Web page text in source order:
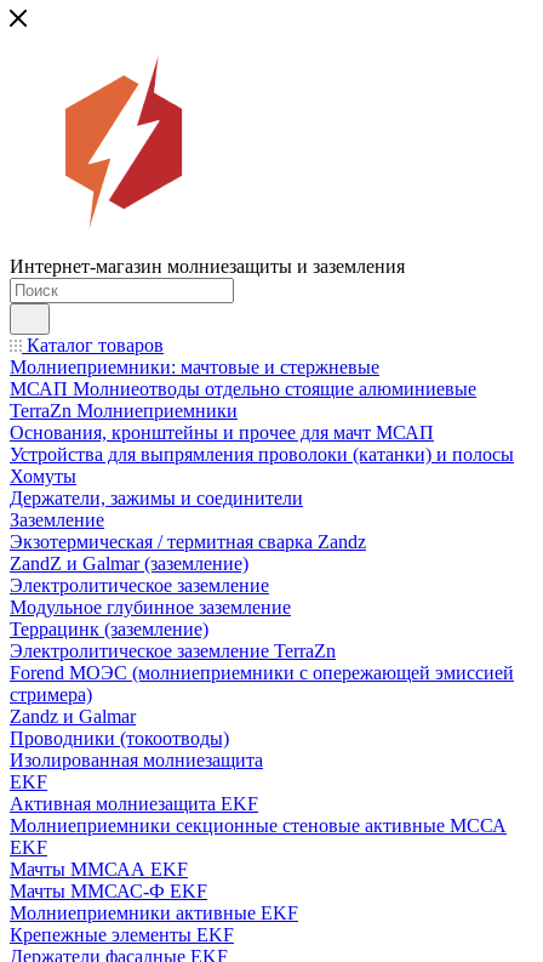
Интернет-магазин молниезащиты и заземления
Каталог товаров
Молниеприемники: мачтовые и стержневые
МСАП Молниеотводы отдельно стоящие алюминиевые
TerraZn Молниеприемники
Основания, кронштейны и прочее для мачт МСАП
Устройства для выпрямления проволоки (катанки) и полосы
Хомуты
Держатели, зажимы и соединители
Заземление
Экзотермическая / термитная сварка Zandz
ZandZ и Galmar (заземление)
Электролитическое заземление
Модульное глубинное заземление
Террацинк (заземление)
Электролитическое заземление TerraZn
Forend МОЭС (молниеприемники с опережающей эмиссией
стримера)
Zandz и Galmar
Проводники (токоотводы)
Изолированная молниезащита
EKF
Активная молниезащита EKF
Молниеприемники секционные стеновые активные МССА
EKF
Мачты ММСАА EKF
Мачты ММСАС-Ф EKF
Молниеприемники активные EKF
Крепежные элементы EKF
Держатели фасадные EKF